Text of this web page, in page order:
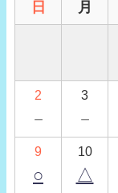
日
月
2
－
3
－
9
○
10
△